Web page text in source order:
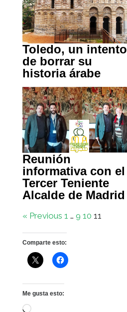
Toledo, un intento
de borrar su
historia árabe
Reunión
informativa con el
Tercer Teniente
Alcalde de Madrid
« Previous 1 … 9 10 11
Comparte esto:
Me gusta esto:
Cargando...